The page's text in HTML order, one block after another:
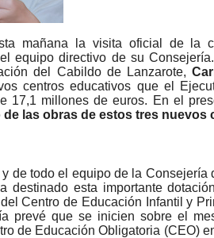
mañana la visita oficial de la
equipo directivo de su
del Cabildo de Lanzarote,
centros educativos que el
millones de euros. En el
las obras de estos tres nuevos
de todo el equipo de la Consejería
esta importante
Centro de Educación Infantil y
prevé que se inicien sobre el
de Educación Obligatoria (CEO)